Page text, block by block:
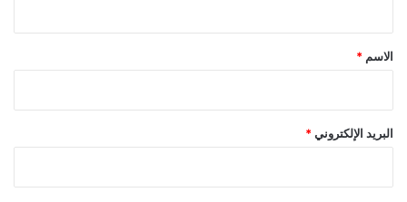
*
الاسم *
البريد الإلكتروني *